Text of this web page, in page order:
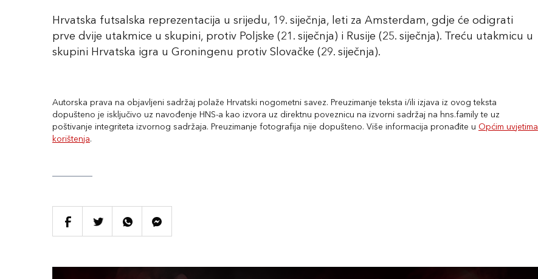
Hrvatska futsalska reprezentacija u srijedu, 19. siječnja, leti za Amsterdam, gdje će odigrati
prve dvije utakmice u skupini, protiv Poljske (21. siječnja) i Rusije (25. siječnja). Treću utakmicu u
skupini Hrvatska igra u Groningenu protiv Slovačke (29. siječnja).
Autorska prava na objavljeni sadržaj polaže Hrvatski nogometni savez. Preuzimanje teksta i/ili izjava iz ovog teksta
dopušteno je isključivo uz navođenje HNS-a kao izvora uz direktnu poveznicu na izvorni sadržaj na hns.family te uz
poštivanje integriteta izvornog sadržaja. Preuzimanje fotografija nije dopušteno. Više informacija pronađite u Općim uvjetima
korištenja.